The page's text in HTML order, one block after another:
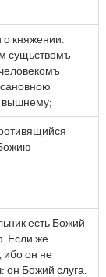
княжении.
сущьствомъ
вышнему;
есть Божий
Если же
ибо он не
он Божий слуга.